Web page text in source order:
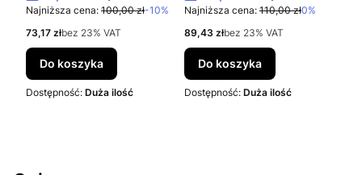
Najniższa cena: 100,00 zł-10%
Cena netto
73,17 złbez 23% VAT
Do koszyka
Dostępność: Duża ilość
Najniższa cena: 110,00 zł0%
Cena netto
89,43 złbez 23% VAT
Do koszyka
Dostępność: Duża ilość